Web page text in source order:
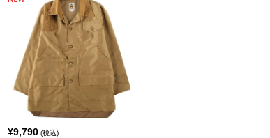
¥9,790 (税込)